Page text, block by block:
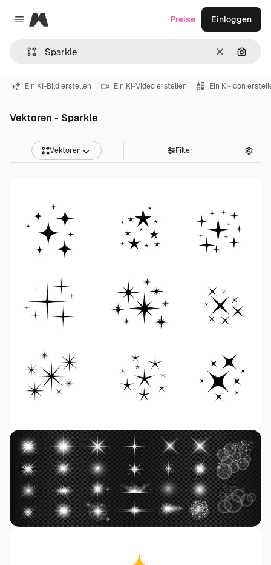
Close menu
Magnific
LöschenNach
Preise Einloggen
Ein KI-Bild erstellen Ein KI-Video erstellen Ein KI-Icon
Vektoren - Sparkle
Vektoren Filter